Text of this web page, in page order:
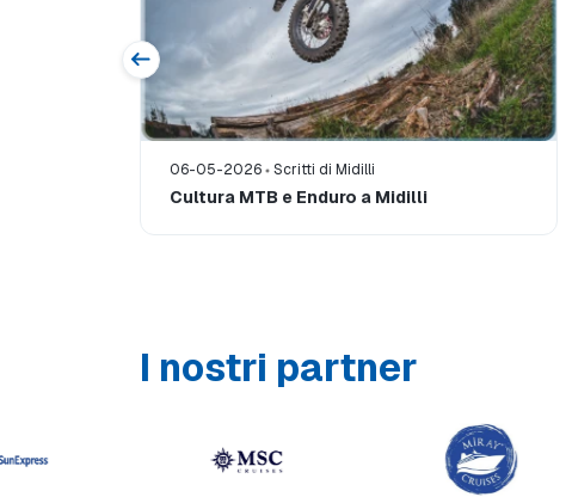
06-05-2026 Scritti di Midilli
Cultura MTB e Enduro a Midilli
I nostri partner